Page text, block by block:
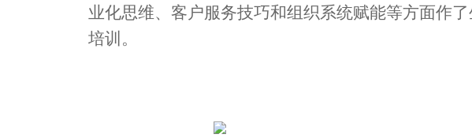
业化思维、客户服务技巧和组织系统赋能等方面作
培训。